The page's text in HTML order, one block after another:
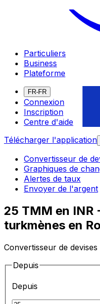
Particuliers
Business
Plateforme
FR-FR
Connexion
Inscription
Centre d'aide
Télécharger l'application
Convertisseur de
Graphiques de
Alertes de taux
Envoyer de l'argent
25 TMM en
turkmènes en
Convertisseur de devises
Depuis
Depuis